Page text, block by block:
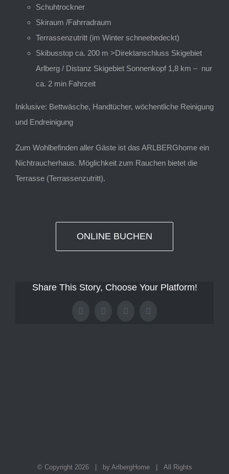
Schuhtrockner
Skiraum /Fahrradraum
Terrassenzutritt (im Winter schneebedeckt)
Skibusstop ca. 200 m >Direktanschluss Skigebiet
Arlberg / Distanz Skigebiet Sonnenkopf 1,8 km – nur
ca. 2 min Fahrzeit
Inklusive: Bettwäsche, Handtücher, wöchentliche Reinigung
und Endreinigung
Zum Wohlbefinden aller Gäste ist das ARLBERGhome ein
Nichtraucherhaus. Möglichkeit zum Rauchen bietet die
Terrasse (Terrassenzutritt).
ONLINE BUCHEN
Share This Story, Choose Your Platform!
Facebook
X TumblrPinterest
© Copyright 2026 | by ArlbergHome | All Rights